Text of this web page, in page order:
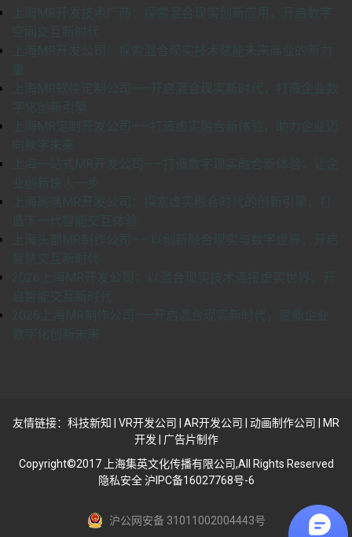
友情链接： 科技新知 VR开发公司 AR开发公司 动画制作公司
MR
开发
广告片制作
Copyright©2017 上海集英文化传播有限公司,All Rights Reserved
隐私安全 沪IPC备16027768号-6
沪公网安备 31011002004443号